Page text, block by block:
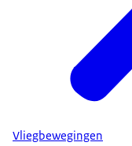
Vliegbewegingen